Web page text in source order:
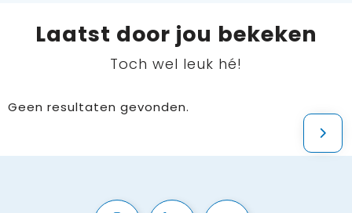
Laatst door jou bekeken
Toch wel leuk hé!
Geen resultaten gevonden.